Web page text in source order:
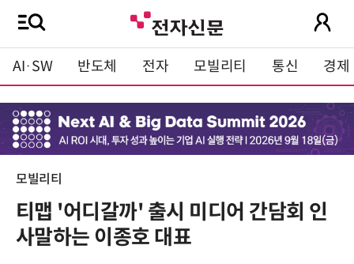
AI·SW 반도체 전자 모빌리티 통신 경제
모빌리티
티맵 '어디갈까' 출시 미디어 간담회 인
사말하는 이종호 대표